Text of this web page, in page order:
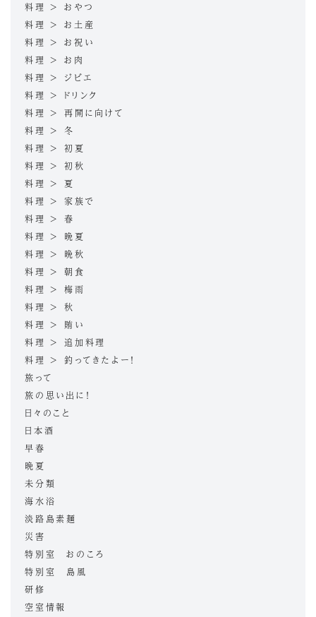
料理 > おやつ
料理 > お土産
料理 > お祝い
料理 > お肉
料理 > ジビエ
料理 > ドリンク
料理 > 再開に向けて
料理 > 冬
料理 > 初夏
料理 > 初秋
料理 > 夏
料理 > 家族で
料理 > 春
料理 > 晩夏
料理 > 晩秋
料理 > 朝食
料理 > 梅雨
料理 > 秋
料理 > 賄い
料理 > 追加料理
料理 > 釣ってきたよー！
旅って
旅の思い出に！
日々のこと
日本酒
早春
晩夏
未分類
海水浴
淡路島素麺
災害
特別室 おのころ
特別室 島風
研修
空室情報